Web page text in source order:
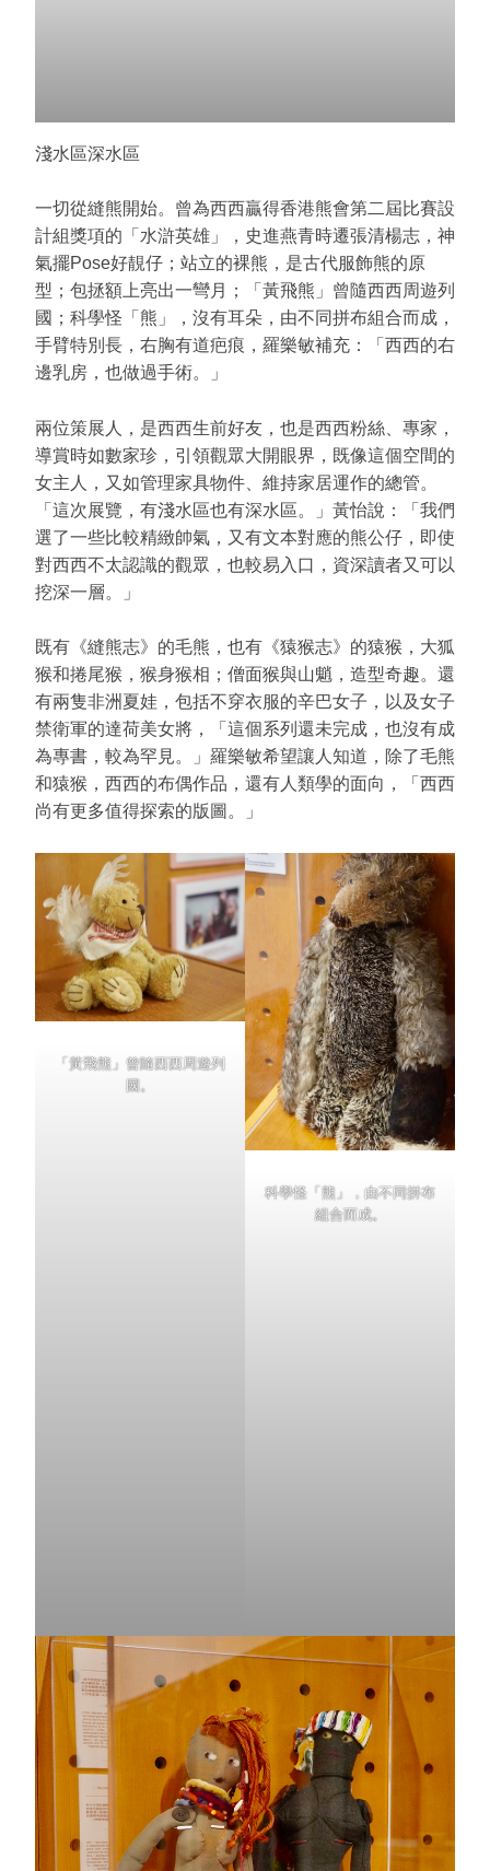
淺水區深水區
一切從縫熊開始。曾為西西贏得香港熊會第二屆比賽設
計組獎項的「水滸英雄」，史進燕青時遷張清楊志，神
氣擺Pose好靚仔；站立的裸熊，是古代服飾熊的原
型；包拯額上亮出一彎月；「黃飛熊」曾隨西西周遊列
國；科學怪「熊」，沒有耳朵，由不同拼布組合而成，
手臂特別長，右胸有道疤痕，羅樂敏補充：「西西的右
邊乳房，也做過手術。」
兩位策展人，是西西生前好友，也是西西粉絲、專家，
導賞時如數家珍，引領觀眾大開眼界，既像這個空間的
女主人，又如管理家具物件、維持家居運作的總管。
「這次展覽，有淺水區也有深水區。」黃怡說：「我們
選了一些比較精緻帥氣，又有文本對應的熊公仔，即使
對西西不太認識的觀眾，也較易入口，資深讀者又可以
挖深一層。」
既有《縫熊志》的毛熊，也有《猿猴志》的猿猴，大狐
猴和捲尾猴，猴身猴相；僧面猴與山魈，造型奇趣。還
有兩隻非洲夏娃，包括不穿衣服的辛巴女子，以及女子
禁衛軍的達荷美女將，「這個系列還未完成，也沒有成
為專書，較為罕見。」羅樂敏希望讓人知道，除了毛熊
和猿猴，西西的布偶作品，還有人類學的面向，「西西
尚有更多值得探索的版圖。」
「黃飛熊」曾隨西西周遊列
國。
科學怪「熊」，由不同拼布
組合而成。